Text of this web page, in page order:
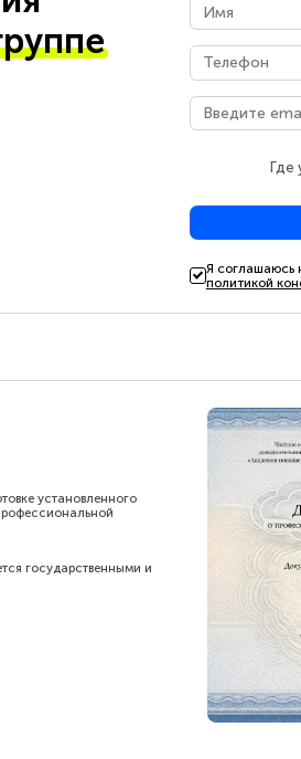
Где
Я соглашаюсь
политикой
установленного
государственными и